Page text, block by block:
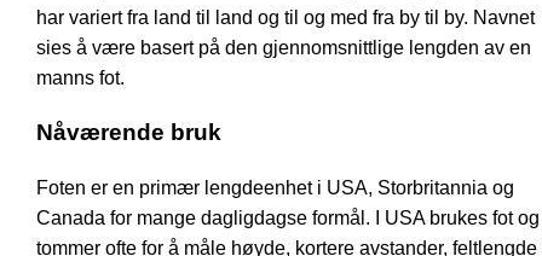
har variert fra land til land og til og med fra by til by. Navnet
sies å være basert på den gjennomsnittlige lengden av en
manns fot.
Nåværende bruk
Foten er en primær lengdeenhet i USA, Storbritannia og
Canada for mange dagligdagse formål. I USA brukes fot og
tommer ofte for å måle høyde, kortere avstander, feltlengde